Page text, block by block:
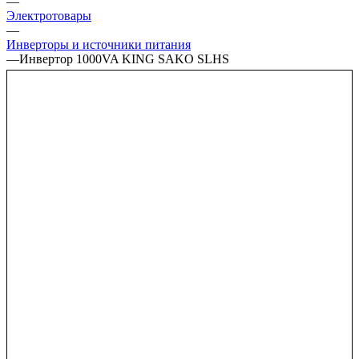
Электротовары
—
Инверторы и источники питания
—Инвертор 1000VA KING SAKO SLHS